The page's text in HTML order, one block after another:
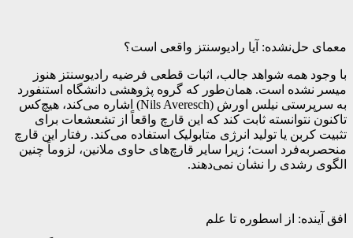
معمای حل‌نشده: آیا رادیوسنتز واقعی است؟
با وجود همه شواهد جالب، اثبات قطعی فرضیه رادیوسنتز هنوز
میسر نشده است. همان‌طور که گروه پژوهشی دانشگاه استنفورد
به سرپرستی نیلس اورش (Nils Averesch) اشاره می‌کند، هیچ‌کس
تاکنون نتوانسته ثابت کند که این قارچ واقعاً از تشعشعات برای
تثبیت کربن یا تولید انرژی متابولیک استفاده می‌کند. رفتار این قارچ
منحصربه‌فرد است؛ زیرا سایر قارچ‌های حاوی ملانین، لزوماً چنین
الگوی رشدی را نشان نمی‌دهند.
افق آینده: از اسطوره تا علم